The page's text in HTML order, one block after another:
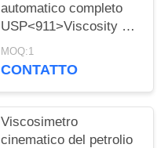
automatico completo
USP<911>Viscosity del
viscosimetro di
SH112G Ubbelohde
MOQ:1
CONTATTO
Viscosimetro
cinematico del petrolio